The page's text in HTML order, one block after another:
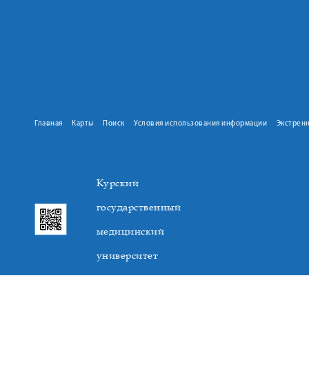
Главная Карты Поиск Условия использования информации
Курский
государственный
медицинский
университет